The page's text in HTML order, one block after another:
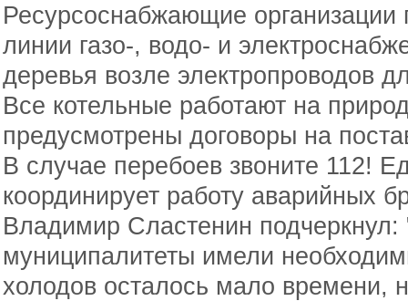
Ресурсоснабжающие
линии газо-, водо- и
деревья возле электропроводов
Все котельные работают на
предусмотрены договоры на
В случае перебоев звоните 112!
координирует работу аварийных
Владимир Сластенин
муниципалитеты имели
холодов осталось мало времени,